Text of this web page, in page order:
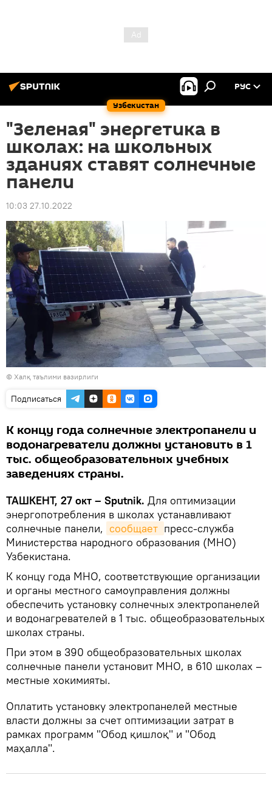
Узбекистан
РУС
"Зеленая" энергетика в
школах: на школьных
зданиях ставят солнечные
панели
10:03 27.10.2022
© Халқ таълими вазирлиги
Подписаться
К концу года солнечные электропанели и
водонагреватели должны установить в 1
тыс. общеобразовательных учебных
заведениях страны.
ТАШКЕНТ, 27 окт – Sputnik. Для оптимизации
энергопотребления в школах устанавливают
солнечные панели, сообщает пресс-служба
Министерства народного образования (МНО)
Узбекистана.
К концу года МНО, соответствующие организации
и органы местного самоуправления должны
обеспечить установку солнечных электропанелей
и водонагревателей в 1 тыс. общеобразовательных
школах страны.
При этом в 390 общеобразовательных школах
солнечные панели установит МНО, в 610 школах –
местные хокимияты.
Оплатить установку электропанелей местные
власти должны за счет оптимизации затрат в
рамках программ "Обод қишлоқ" и "Обод
маҳалла".